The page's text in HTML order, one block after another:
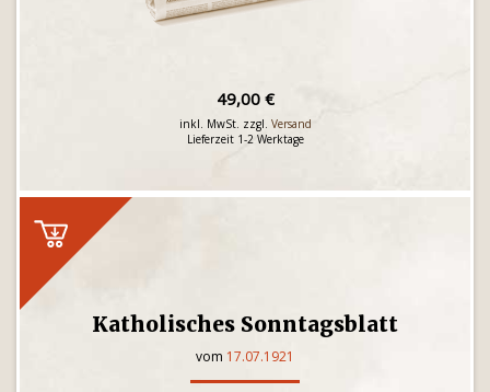
49,00 €
inkl. MwSt. zzgl. Versand
Lieferzeit 1-2 Werktage
Katholisches Sonntagsblatt
vom 17.07.1921